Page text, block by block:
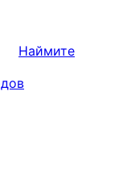
Наймите